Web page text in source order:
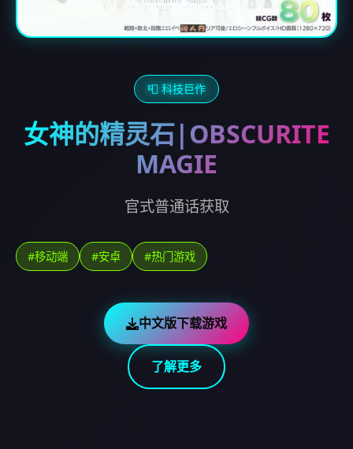
📮 科技巨作
女神的精灵石|OBSCURITE
MAGIE
官式普通话获取
#移动端 #安卓 #热门游戏
中文版下载游戏
了解更多